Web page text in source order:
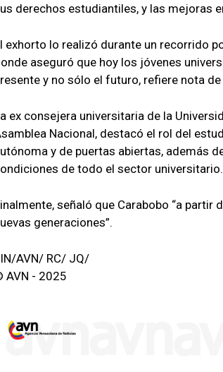
derechos estudiantiles, y las mejoras
exhorto lo realizó durante un recorrido
aseguró que hoy los jóvenes
y no sólo el futuro, refiere nota de
ex consejera universitaria de la
Nacional, destacó el rol del
y de puertas abiertas, además
de todo el sector universitario.
señaló que Carabobo “a
generaciones”.
AVN/ RC/ JQ/
AVN - 2025